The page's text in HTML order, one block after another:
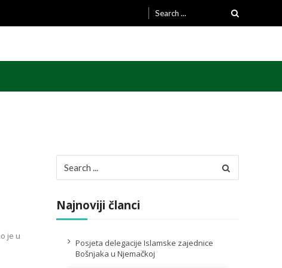
Search
for:
je u
for:
Najnoviji članci
Posjeta delegacije Islamske zajednice
Bošnjaka u Njemačkoj